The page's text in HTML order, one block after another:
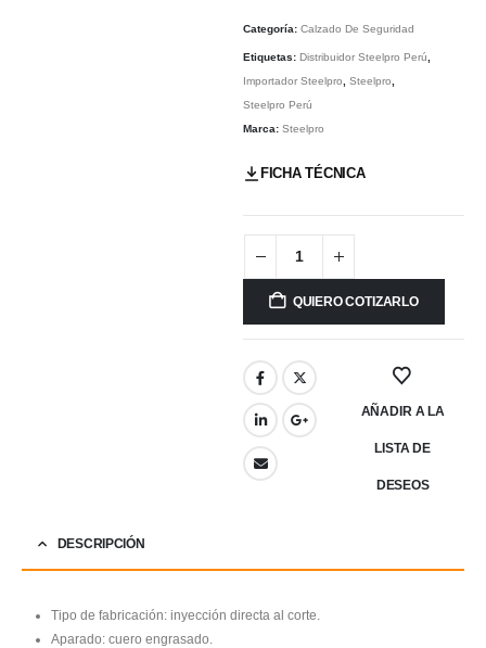
Categoría: Calzado De Seguridad
Etiquetas: Distribuidor Steelpro Perú
Importador Steelpro
Steelpro
Steelpro Perú
Marca: Steelpro
FICHA TÉCNICA
QUIERO COTIZARLO
AÑADIR A LA
LISTA DE
DESEOS
DESCRIPCIÓN
Tipo de fabricación: inyección directa al corte.
Aparado: cuero engrasado.